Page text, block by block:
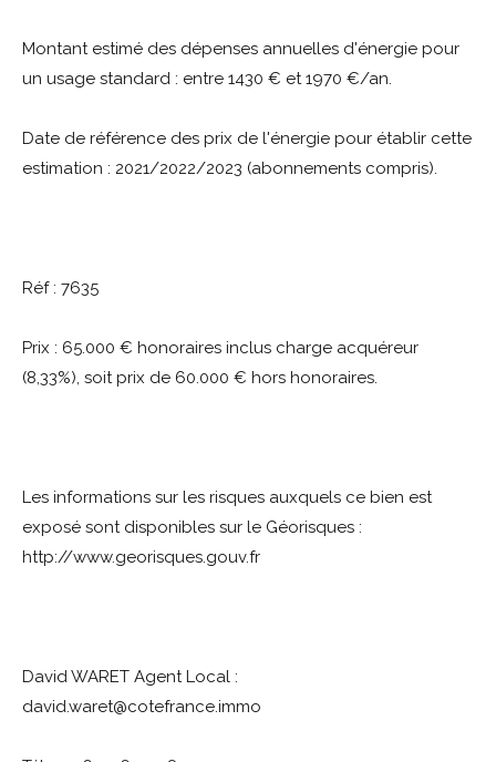
Montant estimé des dépenses annuelles d'énergie pour
un usage standard : entre 1430 € et 1970 €/an.
Date de référence des prix de l'énergie pour établir cette
estimation : 2021/2022/2023 (abonnements compris).
Réf : 7635
Prix : 65.000 € honoraires inclus charge acquéreur
(8,33%), soit prix de 60.000 € hors honoraires.
Les informations sur les risques auxquels ce bien est
exposé sont disponibles sur le Géorisques :
http://www.georisques.gouv.fr
David WARET Agent Local :
david.waret@cotefrance.immo